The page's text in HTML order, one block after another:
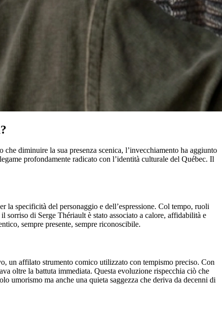
diminuire la sua presenza scenica, l’invecchiamento ha aggiunto
profondamente radicato con l’identità culturale del Québec. Il
la specificità del personaggio e dell’espressione. Col tempo, ruoli
di Serge Thériault è stato associato a calore, affidabilità e
sempre presente, sempre riconoscibile.
un affilato strumento comico utilizzato con tempismo preciso. Con
oltre la battuta immediata. Questa evoluzione rispecchia ciò che
umorismo ma anche una quieta saggezza che deriva da decenni di